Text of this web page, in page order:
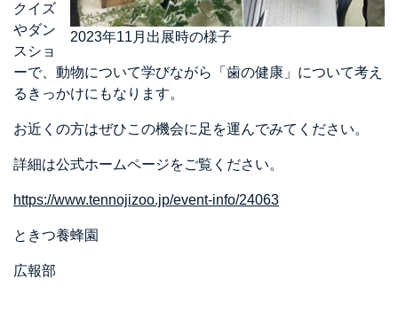
2023年11月出展時の様子
クイズ
やダン
スショ
ーで、動物について学びながら「歯の健康」について考え
るきっかけにもなります。
お近くの方はぜひこの機会に足を運んでみてください。
詳細は公式ホームページをご覧ください。
https://www.tennojizoo.jp/event-info/24063
ときつ養蜂園
広報部